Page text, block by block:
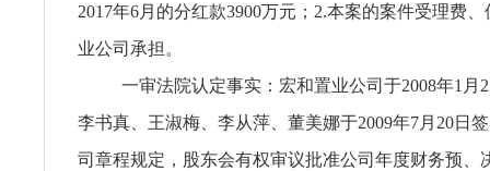
2017年6月的分红款3900万元；2.本案的案件受理费
业公司承担。
一审法院认定事实：宏和置业公司于2008年1月
李书真、王淑梅、李从萍、董美娜于2009年7月20日
司章程规定，股东会有权审议批准公司年度财务预、